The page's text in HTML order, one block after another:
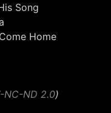
Song
Home
NC-ND 2.0)